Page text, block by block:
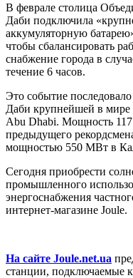
В феврале столица
Даби подключила
аккумуляторную
чтобы сбалансировать
снабжение города в
течение 6 часов.
Это событие
Даби крупнейшей в мире
Abu Dhabi. Мощность
предыдущего
мощностью 550 МВт в
Сегодня приобрести
промышленного
энергоснабжения
интернет-магазине Joule.
На сайте Joule.net.ua
станции, подключаемые